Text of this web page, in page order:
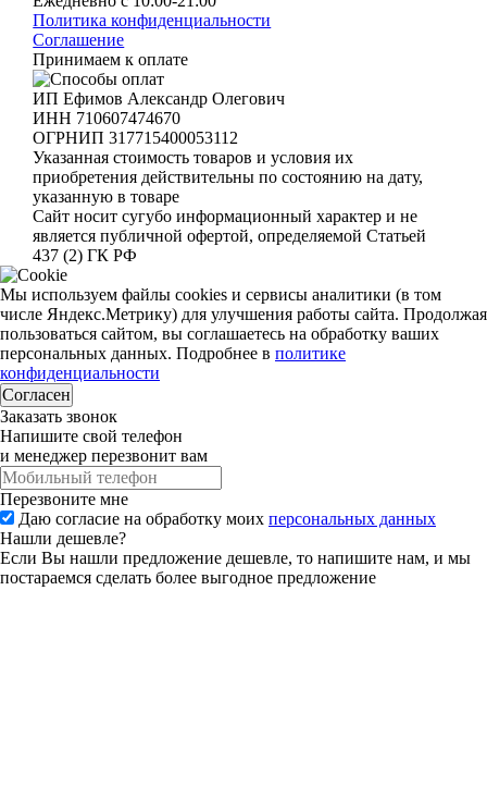
Политика конфиденциальности
Соглашение
Принимаем к оплате
ИП Ефимов Александр Олегович
ИНН 710607474670
ОГРНИП317715400053112
Указанная стоимость товаров и условия их
приобретения действительны по состоянию на дату,
указанную в товаре
Сайт носит сугубо информационный характер и не
является публичной офертой, определяемой Статьей
437 (2) ГК РФ
Мы используем файлы cookies и сервисы аналитики (в том
числе Яндекс.Метрику) для улучшения работы сайта. Продолжая
пользоваться сайтом, вы соглашаетесь на обработку ваших
персональных данных. Подробнее в политике
конфиденциальности
Согласен
Заказать звонок
Напишите свой телефон
и менеджер перезвонит вам
Перезвоните мне
Даю согласие на обработку моих персональных данных
Нашли дешевле?
Если Вы нашли предложение дешевле, то напишите нам, и мы
постараемся сделать более выгодное предложение